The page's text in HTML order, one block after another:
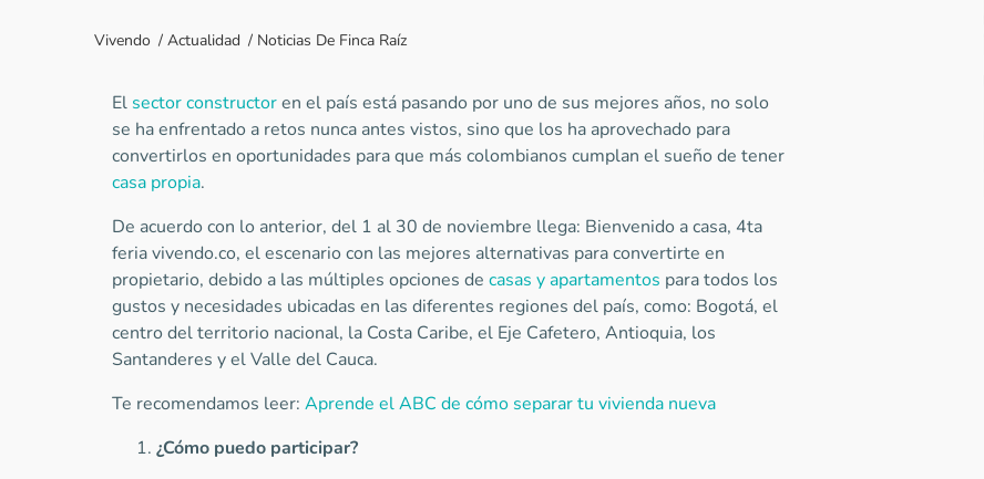
Vivendo / Actualidad / Noticias De Finca Raíz
El sector constructoren el país está pasando por uno de sus mejores años, no solo
se ha enfrentado a retos nunca antes vistos, sino que los ha aprovechado para
convertirlos en oportunidades para que más colombianos cumplan el sueño de tener
casa propia.
De acuerdo con lo anterior, del 1 al 30 de noviembre llega: Bienvenido a casa, 4ta
feria vivendo.co, el escenario con las mejores alternativas para convertirte en
propietario, debido a las múltiples opciones de casas y apartamentos para todos los
gustos y necesidades ubicadas en las diferentes regiones del país, como: Bogotá, el
centro del territorio nacional, la Costa Caribe, el Eje Cafetero, Antioquia, los
Santanderes y el Valle del Cauca.
Te recomendamos leer: Aprende el ABC de cómo separar tu vivienda nueva
¿Cómo puedo participar?